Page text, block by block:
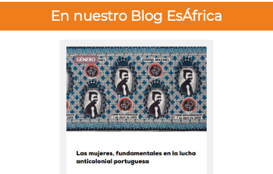
En nuestro Blog EsÁfrica